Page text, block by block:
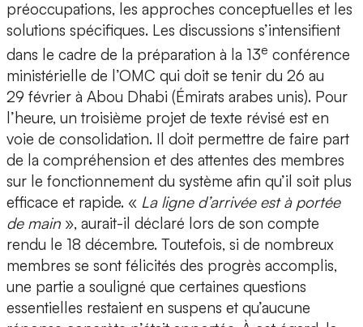
préoccupations, les approches conceptuelles et les
solutions spécifiques. Les discussions s’intensifient
dans le cadre de la préparation à la 13e conférence
ministérielle de l’OMC qui doit se tenir du 26 au
29 février à Abou Dhabi (Émirats arabes unis). Pour
l’heure, un troisième projet de texte révisé est en
voie de consolidation. Il doit permettre de faire part
de la compréhension et des attentes des membres
sur le fonctionnement du système afin qu’il soit plus
efficace et rapide. « La ligne d’arrivée est à portée
de main », aurait-il déclaré lors de son compte
rendu le 18 décembre. Toutefois, si de nombreux
membres se sont félicités des progrès accomplis,
une partie a souligné que certaines questions
essentielles restaient en suspens et qu’aucune